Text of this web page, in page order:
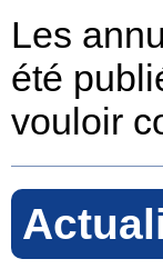
Les
été
vouloir